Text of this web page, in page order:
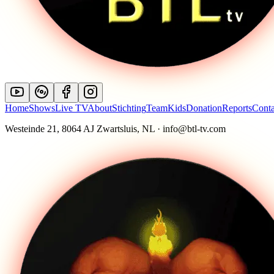
HomeShowsLive TVAboutStichtingTeamKidsDonationReports
Westeinde 21, 8064 AJ Zwartsluis, NL · info@btl-tv.com